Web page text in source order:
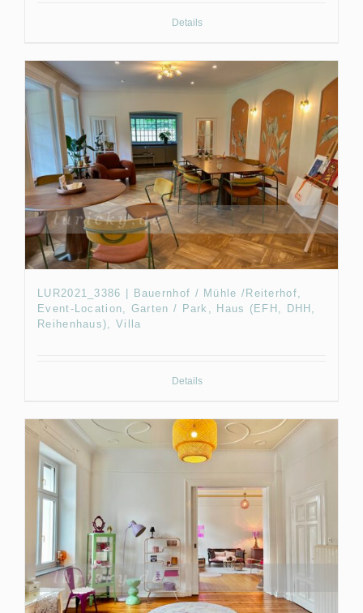
Details
LUR2021_3386 | Bauernhof / Mühle /Reiterhof,
Event-Location, Garten / Park, Haus (EFH, DHH,
Reihenhaus), Villa
Details